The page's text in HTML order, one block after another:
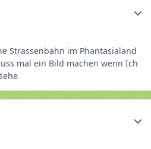
Strassenbahn im Phantasialand
mal ein Bild machen wenn Ich